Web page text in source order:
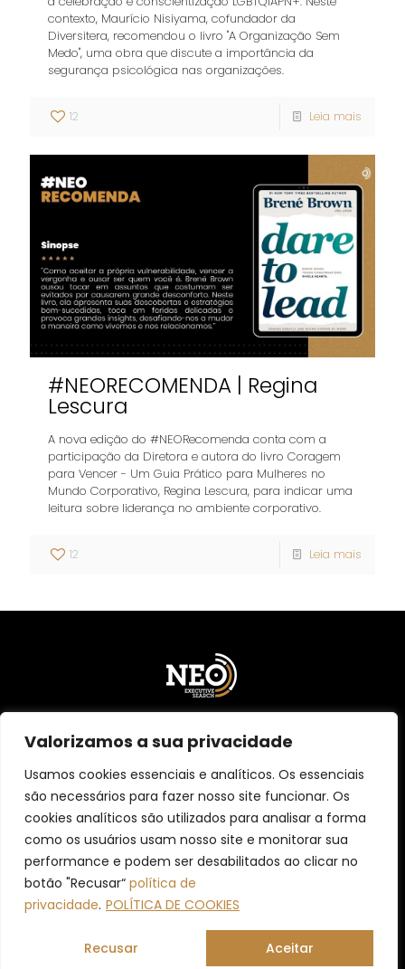
Valorizamos a sua privacidade
Usamos cookies essenciais e analíticos. Os essenciais
são necessários para fazer nosso site funcionar. Os
cookies analíticos são utilizados para analisar a forma
como os usuários usam nosso site e monitorar sua
performance e podem ser desabilitados ao clicar no
botão "Recusar“ política de
privacidade. POLÍTICA DE COOKIES
Recusar Aceitar
contexto, Maurício Nisiyama, cofundador da
Diversitera, recomendou o livro "A Organização Sem
Medo", uma obra que discute a importância da
segurança psicológica nas organizações.
12 Leia mais
#NEORECOMENDA | Regina
Lescura
A nova edição do #NEORecomenda conta com a
participação da Diretora e autora do livro Coragem
para Vencer - Um Guia Prático para Mulheres no
Mundo Corporativo, Regina Lescura, para indicar uma
leitura sobre liderança no ambiente corporativo.
12 Leia mais
São Paulo – SP – 04567-001 | contato@neoexecutive.com
Política de Cookies
Política de Privacidade
Política para Candidatos
© NEO Executive Search 2024 | Todos os direitos reservados. Mars